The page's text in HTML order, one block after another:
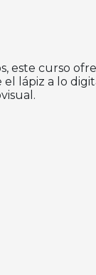
este curso
el lápiz a lo